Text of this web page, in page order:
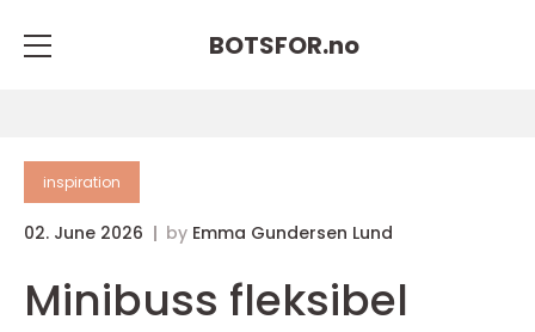
BOTSFOR.no
inspiration
02. June 2026 by Emma Gundersen Lund
Minibuss fleksibel